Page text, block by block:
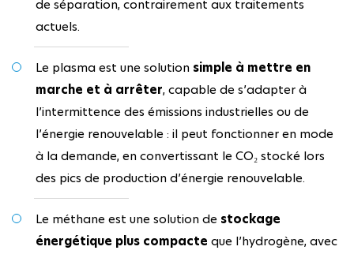
de séparation, contrairement aux traitements
actuels.
Le plasma est une solution simple à mettre en
marche et à arrêter, capable de s’adapter à
l’intermittence des émissions industrielles ou de
l’énergie renouvelable : il peut fonctionner en mode
à la demande, en convertissant le CO₂ stocké lors
des pics de production d’énergie renouvelable.
Le méthane est une solution de stockage
énergétique plus compacte que l’hydrogène, avec